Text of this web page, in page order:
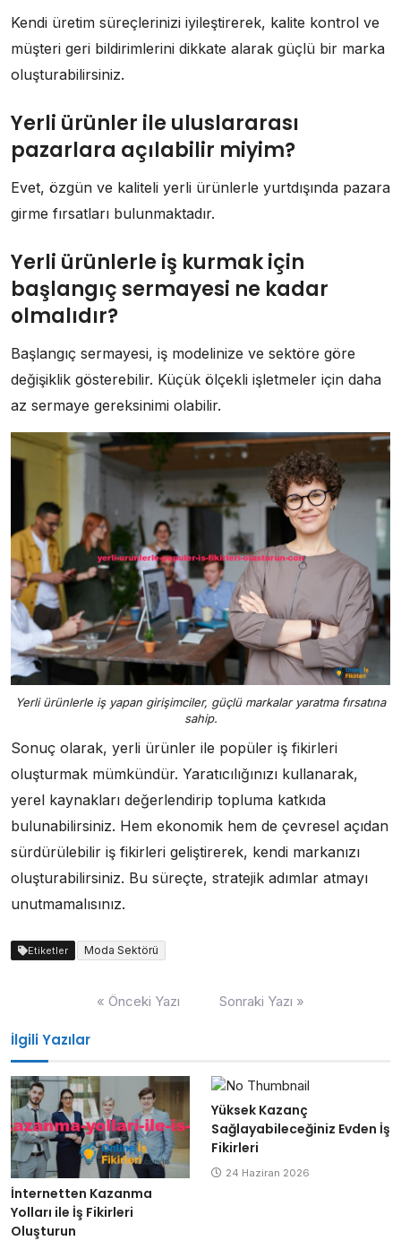
Kendi üretim süreçlerinizi iyileştirerek, kalite kontrol ve
müşteri geri bildirimlerini dikkate alarak güçlü bir marka
oluşturabilirsiniz.
Yerli ürünler ile uluslararası
pazarlara açılabilir miyim?
Evet, özgün ve kaliteli yerli ürünlerle yurtdışında pazara
girme fırsatları bulunmaktadır.
Yerli ürünlerle iş kurmak için
başlangıç sermayesi ne kadar
olmalıdır?
Başlangıç sermayesi, iş modelinize ve sektöre göre
değişiklik gösterebilir. Küçük ölçekli işletmeler için daha
az sermaye gereksinimi olabilir.
Yerli ürünlerle iş yapan girişimciler, güçlü markalar yaratma fırsatına
sahip.
Sonuç olarak, yerli ürünler ile popüler iş fikirleri
oluşturmak mümkündür. Yaratıcılığınızı kullanarak,
yerel kaynakları değerlendirip topluma katkıda
bulunabilirsiniz. Hem ekonomik hem de çevresel açıdan
sürdürülebilir iş fikirleri geliştirerek, kendi markanızı
oluşturabilirsiniz. Bu süreçte, stratejik adımlar atmayı
unutmamalısınız.
Etiketler Moda Sektörü
« Önceki Yazı Sonraki Yazı »
İlgili Yazılar
İnternetten Kazanma
Yolları ile İş Fikirleri
Oluşturun
Yüksek Kazanç
Sağlayabileceğiniz Evden İş
Fikirleri
24 Haziran 2026